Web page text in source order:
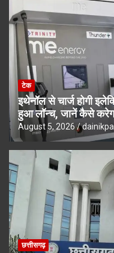
टेक
इथेनॉल से चार्ज होगी
हुआ लॉन्च, जानें कैसे
August 5, 2026
छत्तीसगढ़